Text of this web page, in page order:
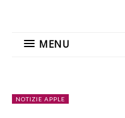
MENU
NOTIZIE APPLE